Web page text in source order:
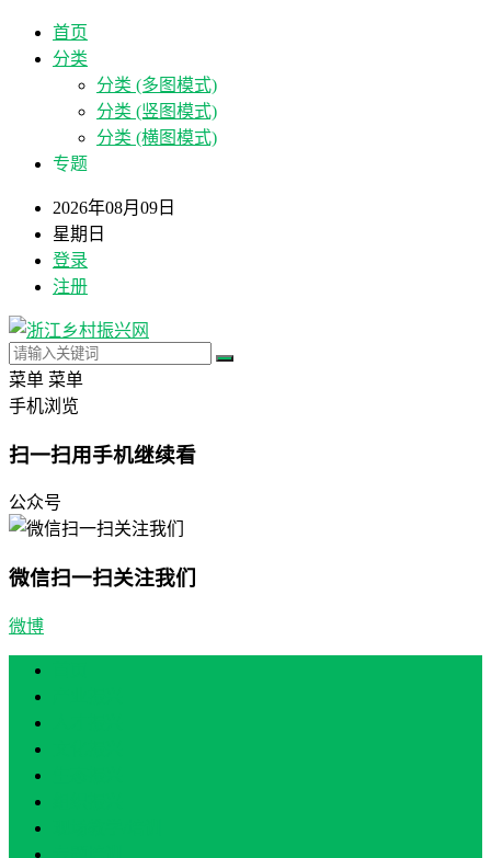
首页
分类
分类 (多图模式)
分类 (竖图模式)
分类 (横图模式)
专题
2026年08月09日
星期日
登录
注册
菜单 菜单
手机浏览
扫一扫用手机继续看
公众号
微信扫一扫关注我们
微博